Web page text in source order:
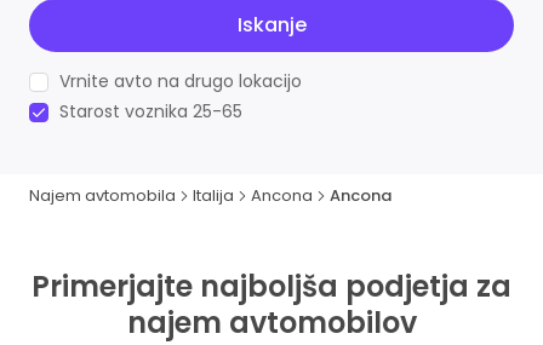
Iskanje
Vrnite avto na drugo lokacijo
Starost voznika 25-65
Najem avtomobila Italija Ancona Ancona
Primerjajte najboljša podjetja za
najem avtomobilov